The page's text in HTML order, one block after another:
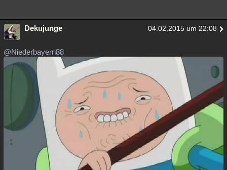
Dekujunge 04.02.2015 um 22:08
@Niederbayern88